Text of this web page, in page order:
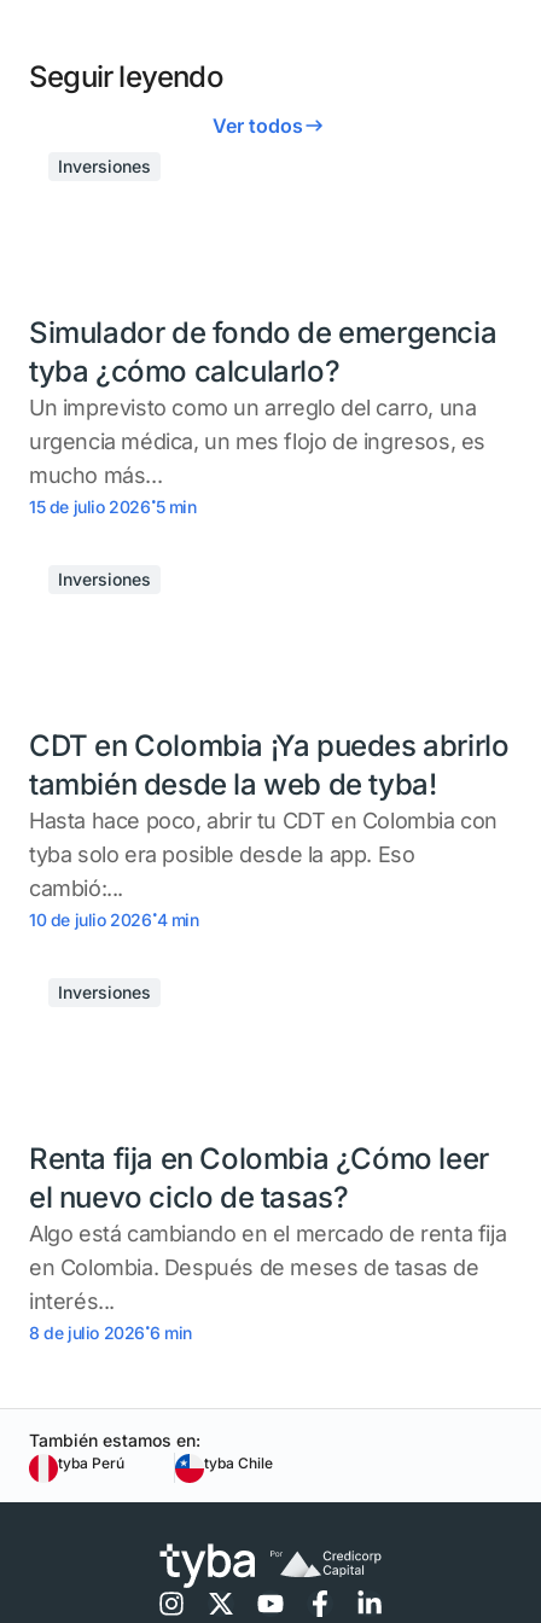
Seguir leyendo
Ver todos
Inversiones
Simulador de fondo de emergencia
tyba ¿cómo calcularlo?
Un imprevisto como un arreglo del carro, una
urgencia médica, un mes flojo de ingresos, es
mucho más...
15 de julio 2026.5 min
Inversiones
CDT en Colombia ¡Ya puedes abrirlo
también desde la web de tyba!
Hasta hace poco, abrir tu CDT en Colombia con
tyba solo era posible desde la app. Eso
cambió:...
10 de julio 2026.4 min
Inversiones
Renta fija en Colombia ¿Cómo leer
el nuevo ciclo de tasas?
Algo está cambiando en el mercado de renta fija
en Colombia. Después de meses de tasas de
interés...
8 de julio 2026.6 min
También estamos en:
tyba Perú tyba Chile